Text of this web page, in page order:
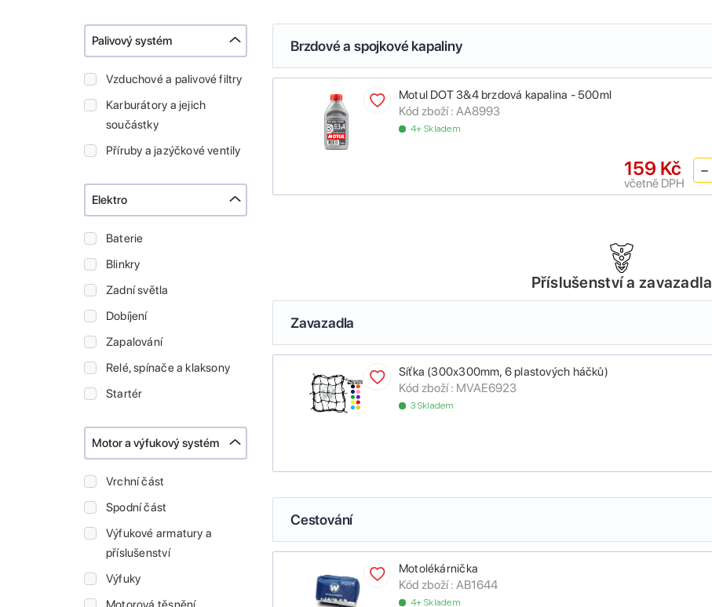
Palivový systém
Vzduchové a palivové filtry
Karburátory a jejich
součástky
Příruby a jazýčkové ventily
Elektro
Baterie
Blinkry
Zadní světla
Dobíjení
Zapalování
Relé, spínače a klaksony
Startér
Motor a výfukový systém
Vrchní část
Spodní část
Výfukové armatury a
příslušenství
Výfuky
Brzdové a spojkové kapaliny
Motul DOT 3&4 brzdová kapalina - 500ml
Kód zboží : AA8993
4+ Skladem
159 Kč
včetně DPH
Příslušenství a zavazadla
Zavazadla
Síťka (300x300mm, 6 plastových háčků)
Kód zboží : MVAE6923
3 Skladem
Cestování
Motolékárnička
Kód zboží : AB1644
4+ Skladem